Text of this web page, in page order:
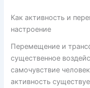
Как активность и
настроение
Перемещение и
существенное
самочувствие
активность